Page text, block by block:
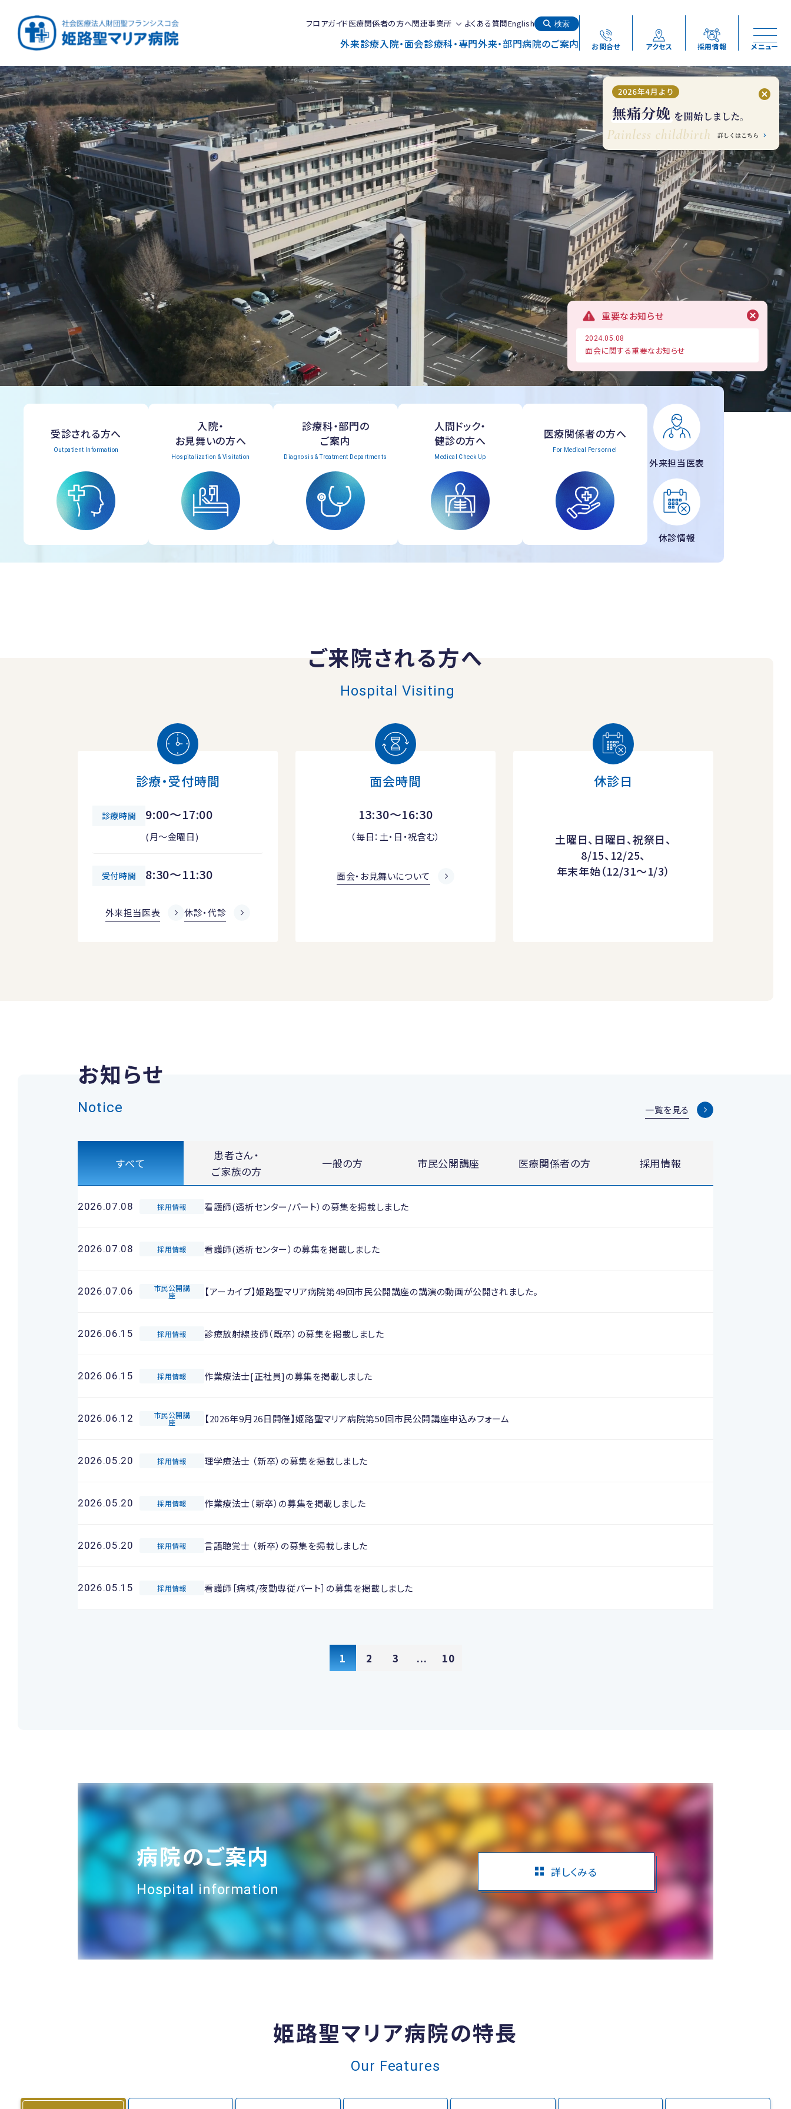
フロアガイド医療関係者の方へ関連事業所 よくある質問English 検索
外来診療入院・面会診療科・専門外来・部門病院のご案内 お問合せ アクセス 採用情報 メニュー
健康と安心をあなたに
つなぎ続ける地域医療
周産期から終末期まで
地域を支える医療
急性期から回復期へと
つなぐ医療
学び・育てる医療
重要なお知らせ
2024.05.08
面会に関する重要なお知らせ
受診される方へ
Outpatient Information
入院・
お見舞いの方へ
Hospitalization & Visitation
診療科・部門の
ご案内
Diagnosis & Treatment Departments
人間ドック・
健診の方へ
Medical Check Up
医療関係者の方へ
For Medical Personnel
外来担当医表
休診情報
ご来院される方へ
Hospital Visiting
診療・受付時間
診療時間 9:00～17:00
(月～金曜日)
受付時間 8:30～11:30
外来担当医表 休診・代診
面会時間
13:30～16:30
（毎日：土・日・祝含む）
面会・お見舞いについて
休診日
土曜日、日曜日、祝祭日、
8/15、12/25、
年末年始（12/31～1/3）
お知らせ
Notice 一覧を見る
すべて
患者さん・
ご家族の方
一般の方 市民公開講座 医療関係者の方 採用情報
2026.07.08 採用情報 看護師(透析センター/パート）の募集を掲載しました
2026.07.08 採用情報 看護師(透析センター）の募集を掲載しました
2026.07.06 市民公開講
座 【アーカイブ】姫路聖マリア病院第49回市民公開講座の講演の動画が公開されました。
2026.06.15 採用情報 診療放射線技師（既卒）の募集を掲載しました
2026.06.15 採用情報 作業療法士[正社員]の募集を掲載しました
2026.06.12 市民公開講
座 【2026年9月26日開催】姫路聖マリア病院第50回市民公開講座申込みフォーム
2026.05.20 採用情報 理学療法士 （新卒）の募集を掲載しました
2026.05.20 採用情報 作業療法士（新卒）の募集を掲載しました
2026.05.20 採用情報 言語聴覚士 （新卒）の募集を掲載しました
2026.05.15 採用情報 看護師［病棟/夜勤専従パート］の募集を掲載しました
1 2 3 ... 10
病院のご案内
Hospital information
詳しくみる
姫路聖マリア病院の特長
Our Features